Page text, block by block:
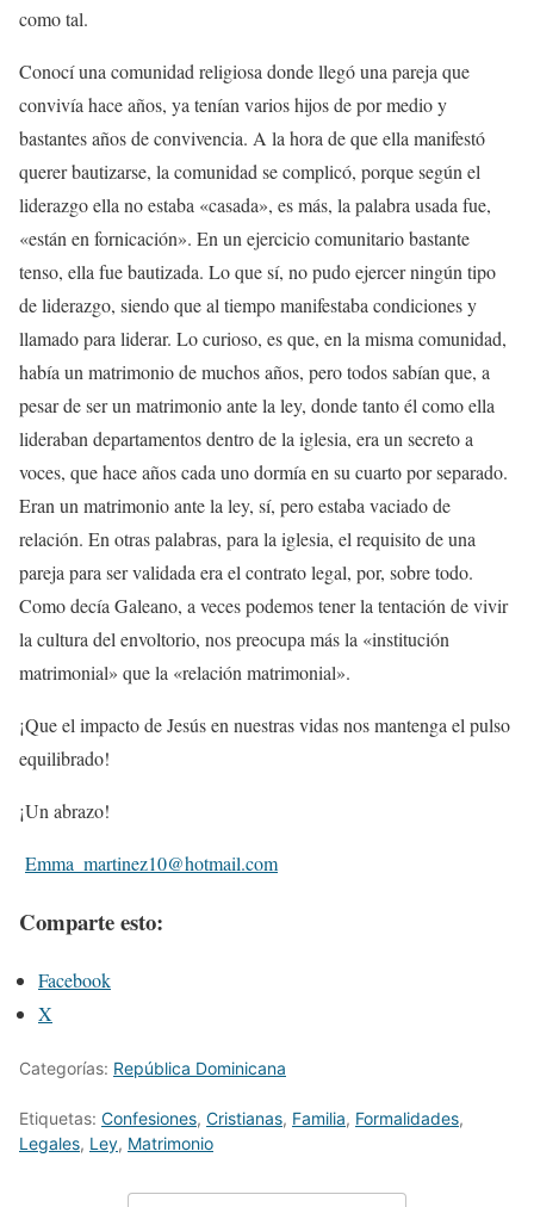
como tal.
Conocí una comunidad religiosa donde llegó una pareja que
convivía hace años, ya tenían varios hijos de por medio y
bastantes años de convivencia. A la hora de que ella manifestó
querer bautizarse, la comunidad se complicó, porque según el
liderazgo ella no estaba «casada», es más, la palabra usada fue,
«están en fornicación». En un ejercicio comunitario bastante
tenso, ella fue bautizada. Lo que sí, no pudo ejercer ningún tipo
de liderazgo, siendo que al tiempo manifestaba condiciones y
llamado para liderar. Lo curioso, es que, en la misma comunidad,
había un matrimonio de muchos años, pero todos sabían que, a
pesar de ser un matrimonio ante la ley, donde tanto él como ella
lideraban departamentos dentro de la iglesia, era un secreto a
voces, que hace años cada uno dormía en su cuarto por separado.
Eran un matrimonio ante la ley, sí, pero estaba vaciado de
relación. En otras palabras, para la iglesia, el requisito de una
pareja para ser validada era el contrato legal, por, sobre todo.
Como decía Galeano, a veces podemos tener la tentación de vivir
la cultura del envoltorio, nos preocupa más la «institución
matrimonial» que la «relación matrimonial».
¡Que el impacto de Jesús en nuestras vidas nos mantenga el pulso
equilibrado!
¡Un abrazo!
Emma_martinez10@hotmail.com
Comparte esto:
Facebook
X
Categorías: República Dominicana
Etiquetas: Confesiones, Cristianas, Familia, Formalidades,
Legales, Ley, Matrimonio